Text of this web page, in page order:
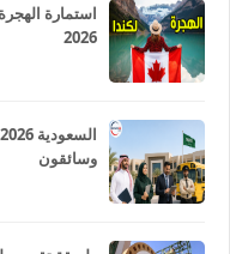
2026
وسائقون